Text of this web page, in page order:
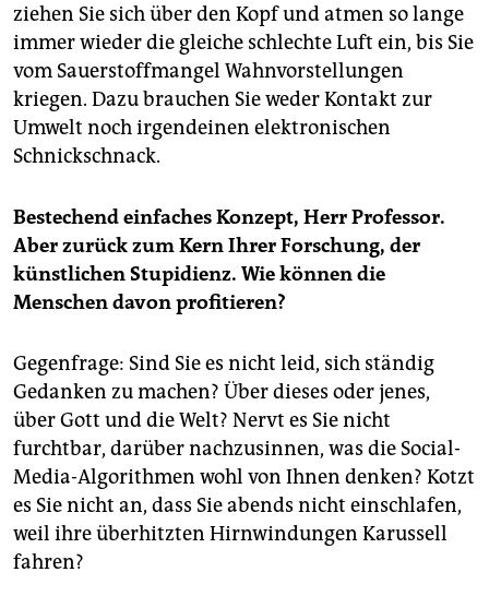
ziehen Sie sich über den Kopf und atmen so lange
immer wieder die gleiche schlechte Luft ein, bis Sie
vom Sauerstoffmangel Wahnvorstellungen
kriegen. Dazu brauchen Sie weder Kontakt zur
Umwelt noch irgendeinen elek­tronischen
Schnickschnack.
Bestechend einfaches Konzept, Herr Professor.
Aber zurück zum Kern Ihrer Forschung, der
künstlichen Stupidienz. Wie können die
Menschen davon profitieren?
Gegenfrage: Sind Sie es nicht leid, sich ständig
Gedanken zu machen? Über dieses oder jenes,
über Gott und die Welt? Nervt es Sie nicht
furchtbar, darüber nachzusinnen, was die Social-
Media-Algorithmen wohl von Ihnen denken? Kotzt
es Sie nicht an, dass Sie abends nicht einschlafen,
weil ihre überhitzten Hirnwindungen Karussell
fahren?